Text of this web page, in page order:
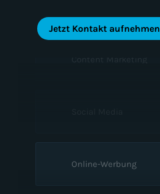
Jetzt Kontakt aufnehmen
Online-Werbung